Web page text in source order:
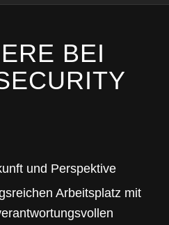
BEI
und Perspektive
Arbeitsplatz mit